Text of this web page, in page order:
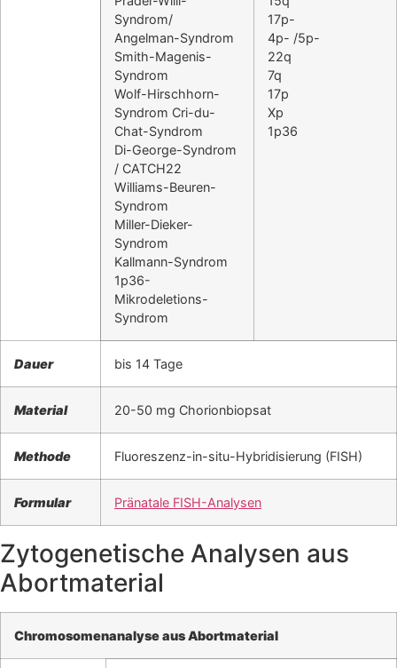
Syndrom/
Angelman-Syndrom
Smith-Magenis-
Syndrom
Wolf-Hirschhorn-
Syndrom Cri-du-
Chat-Syndrom
Di-George-Syndrom
/ CATCH22
Williams-Beuren-
Syndrom
Miller-Dieker-
Syndrom
Kallmann-Syndrom
1p36-
Mikrodeletions-
Syndrom
17p-
4p- /5p-
22q
7q
17p
Xp
1p36
Dauer bis 14 Tage
Material 20-50 mg Chorionbiopsat
Methode Fluoreszenz-in-situ-Hybridisierung (FISH)
Formular Pränatale FISH-Analysen
Zytogenetische Analysen aus
Abortmaterial
Chromosomenanalyse aus Abortmaterial